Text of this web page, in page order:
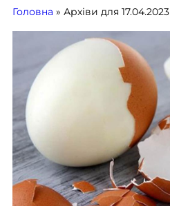
Головна » Архіви для 17.04.2023